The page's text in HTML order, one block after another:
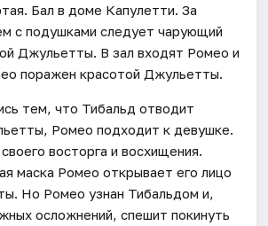
Бал в доме Капулетти. За
с подушками следует чарующий
Джульетты. В зал входят Ромео и
поражен красотой Джульетты.
тем, что Тибальд отводит
Ромео подходит к девушке.
восторга и восхищения.
маска Ромео открывает его лицо
Но Ромео узнан Тибальдом и,
осложнений, спешит покинуть